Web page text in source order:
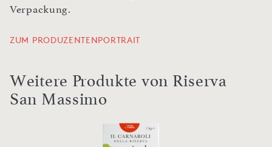
Verpackung.
ZUM PRODUZENTENPORTRAIT
Weitere Produkte von Riserva
San Massimo